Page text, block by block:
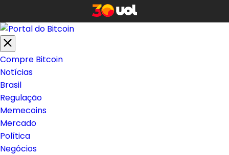
Compre Bitcoin
Notícias
Brasil
Regulação
Memecoins
Mercado
Política
Negócios